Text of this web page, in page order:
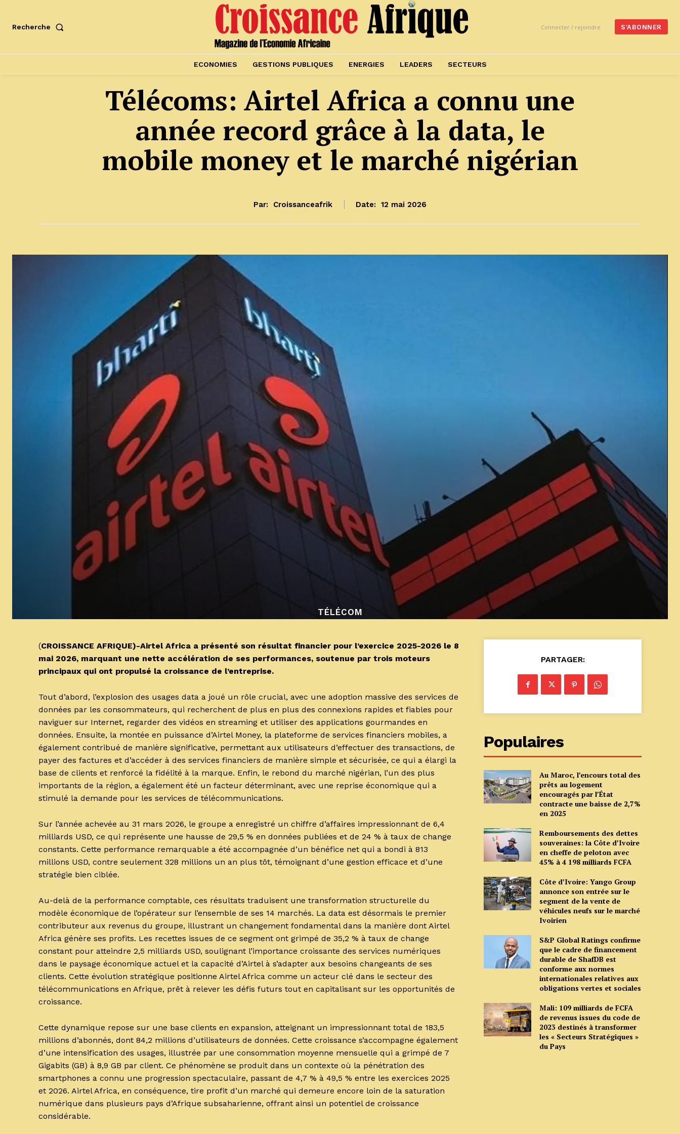
Recherche Connecter / rejoindre S'ABONNER
ECONOMIES GESTIONS PUBLIQUES ENERGIES LEADERS SECTEURS
Télécoms: Airtel Africa a connu une
année record grâce à la data, le
mobile money et le marché nigérian
Par: Croissanceafrik Date: 12 mai 2026
TÉLÉCOM
(CROISSANCE AFRIQUE)-Airtel Africa a présenté son résultat financier pour l’exercice 2025-2026 le 8
mai 2026, marquant une nette accélération de ses performances, soutenue par trois moteurs
principaux qui ont propulsé la croissance de l’entreprise.
Tout d’abord, l’explosion des usages data a joué un rôle crucial, avec une adoption massive des services de
données par les consommateurs, qui recherchent de plus en plus des connexions rapides et fiables pour
naviguer sur Internet, regarder des vidéos en streaming et utiliser des applications gourmandes en
données. Ensuite, la montée en puissance d’Airtel Money, la plateforme de services financiers mobiles, a
également contribué de manière significative, permettant aux utilisateurs d’effectuer des transactions, de
payer des factures et d’accéder à des services financiers de manière simple et sécurisée, ce qui a élargi la
base de clients et renforcé la fidélité à la marque. Enfin, le rebond du marché nigérian, l’un des plus
importants de la région, a également été un facteur déterminant, avec une reprise économique qui a
stimulé la demande pour les services de télécommunications.
Sur l’année achevée au 31 mars 2026, le groupe a enregistré un chiffre d’affaires impressionnant de 6,4
milliards USD, ce qui représente une hausse de 29,5 % en données publiées et de 24 % à taux de change
constants. Cette performance remarquable a été accompagnée d’un bénéfice net qui a bondi à 813
millions USD, contre seulement 328 millions un an plus tôt, témoignant d’une gestion efficace et d’une
stratégie bien ciblée.
Au-delà de la performance comptable, ces résultats traduisent une transformation structurelle du
modèle économique de l’opérateur sur l’ensemble de ses 14 marchés. La data est désormais le premier
contributeur aux revenus du groupe, illustrant un changement fondamental dans la manière dont Airtel
Africa génère ses profits. Les recettes issues de ce segment ont grimpé de 35,2 % à taux de change
constant pour atteindre 2,5 milliards USD, soulignant l’importance croissante des services numériques
dans le paysage économique actuel et la capacité d’Airtel à s’adapter aux besoins changeants de ses
clients. Cette évolution stratégique positionne Airtel Africa comme un acteur clé dans le secteur des
télécommunications en Afrique, prêt à relever les défis futurs tout en capitalisant sur les opportunités de
croissance.
Cette dynamique repose sur une base clients en expansion, atteignant un impressionnant total de 183,5
millions d’abonnés, dont 84,2 millions d’utilisateurs de données. Cette croissance s’accompagne également
d’une intensification des usages, illustrée par une consommation moyenne mensuelle qui a grimpé de 7
Gigabits (GB) à 8,9 GB par client. Ce phénomène se produit dans un contexte où la pénétration des
smartphones a connu une progression spectaculaire, passant de 4,7 % à 49,5 % entre les exercices 2025
et 2026. Airtel Africa, en conséquence, tire profit d’un marché qui demeure encore loin de la saturation
numérique dans plusieurs pays d’Afrique subsaharienne, offrant ainsi un potentiel de croissance
considérable.
PARTAGER:
Populaires
Au Maroc, l’encours total des
prêts au logement
encouragés par l’État
contracte une baisse de 2,7%
en 2025
Remboursements des dettes
souveraines: la Côte d’Ivoire
en cheffe de peloton avec
45% à 4 198 milliards FCFA
Côte d’Ivoire: Yango Group
annonce son entrée sur le
segment de la vente de
véhicules neufs sur le marché
Ivoirien
S&P Global Ratings confirme
que le cadre de financement
durable de ShafDB est
conforme aux normes
internationales relatives aux
obligations vertes et sociales
Mali: 109 milliards de FCFA
de revenus issues du code de
2023 destinés à transformer
les « Secteurs Stratégiques »
du Pays